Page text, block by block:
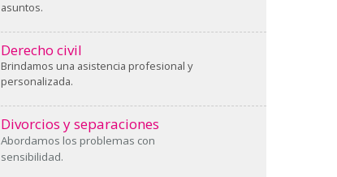
asuntos.
Derecho civil
Brindamos una asistencia profesional y
personalizada.
Divorcios y separaciones
Abordamos los problemas con
sensibilidad.